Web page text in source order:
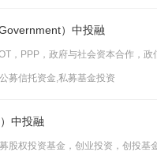
）中投融
，PPP，政府与社会资本合作，政
募信托资金,私募基金投资
中投融
股权投资基金，创业投资，创投基